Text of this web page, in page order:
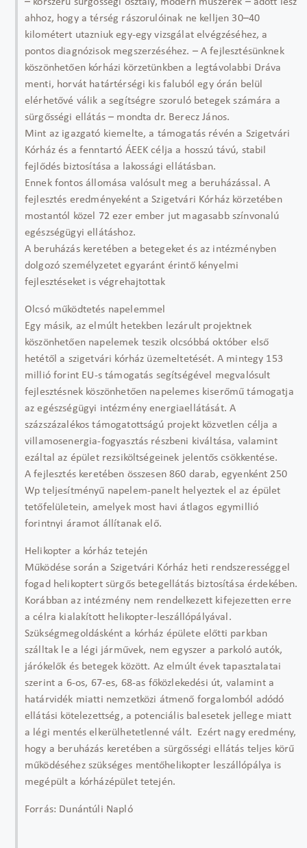
ahhoz, hogy a térség rászorulóinak ne kelljen 30–40
kilométert utazniuk egy-egy vizsgálat elvégzéséhez, a
pontos diagnózisok megszerzéséhez. – A fejlesztésünknek
köszönhetően kórházi körzetünkben a legtávolabbi Dráva
menti, horvát határtérségi kis faluból egy órán belül
elérhetővé válik a segítségre szoruló betegek számára a
sürgősségi ellátás – mondta dr. Berecz János.
Mint az igazgató kiemelte, a támogatás révén a Szigetvári
Kórház és a fenntartó ÁEEK célja a hosszú távú, stabil
fejlődés biztosítása a lakossági ellátásban.
Ennek fontos állomása valósult meg a beruházással. A
fejlesztés eredményeként a Szigetvári Kórház körzetében
mostantól közel 72 ezer ember jut magasabb színvonalú
egészségügyi ellátáshoz.
A beruházás keretében a betegeket és az intézményben
dolgozó személyzetet egyaránt érintő kényelmi
fejlesztéseket is végrehajtottak
Olcsó működtetés napelemmel
Egy másik, az elmúlt hetekben lezárult projektnek
köszönhetően napelemek teszik olcsóbbá október első
hetétől a szigetvári kórház üzemeltetését. A mintegy 153
millió forint EU-s támogatás segítségével megvalósult
fejlesztésnek köszönhetően napelemes kiserőmű támogatja
az egészségügyi intézmény energiaellátását. A
százszázalékos támogatottságú projekt közvetlen célja a
villamosenergia-fogyasztás részbeni kiváltása, valamint
ezáltal az épület rezsiköltségeinek jelentős csökkentése.
A fejlesztés keretében összesen 860 darab, egyenként 250
Wp teljesítményű napelem-panelt helyeztek el az épület
tetőfelületein, amelyek most havi átlagos egymillió
forintnyi áramot állítanak elő.
Helikopter a kórház tetején
Működése során a Szigetvári Kórház heti rendszerességgel
fogad helikoptert sürgős betegellátás biztosítása érdekében.
Korábban az intézmény nem rendelkezett kifejezetten erre
a célra kialakított helikopter-leszállópályával.
Szükségmegoldásként a kórház épülete előtti parkban
szálltak le a légi járművek, nem egyszer a parkoló autók,
járókelők és betegek között. Az elmúlt évek tapasztalatai
szerint a 6-os, 67-es, 68-as főközlekedési út, valamint a
határvidék miatti nemzetközi átmenő forgalomból adódó
ellátási kötelezettség, a potenciális balesetek jellege miatt
a légi mentés elkerülhetetlenné vált. Ezért nagy eredmény,
hogy a beruházás keretében a sürgősségi ellátás teljes körű
működéséhez szükséges mentőhelikopter leszállópálya is
megépült a kórházépület tetején.
Forrás: Dunántúli Napló